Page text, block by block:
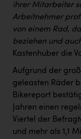
ihrer Mitarbeiter
Arbeitnehmer
von einem Rad,
beziehen und
Kastenhuber die
Aufgrund der
geleasten Räder
Bikereport
Jahren einen
Viertel der
und mehr als 1,1